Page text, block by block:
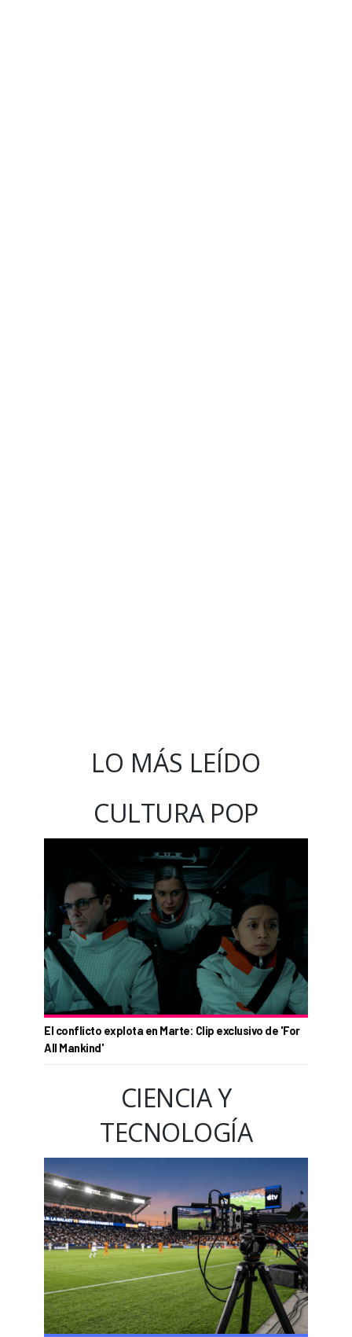
LO MÁS LEÍDO
CULTURA POP
El conflicto explota en Marte: Clip exclusivo de 'For
All Mankind'
CIENCIA Y
TECNOLOGÍA